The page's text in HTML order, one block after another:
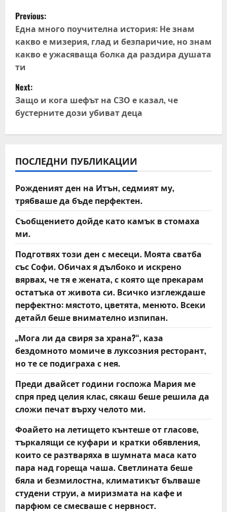
P
o
s
t
n
a
v
i
g
a
t
i
o
n
Previous:
Една много поучителна история: Не знам
какво е мизерия, глад и безпаричие, но знам
какво е ужасяваща болка да раздира душата
ти
Next:
Защо и кога шефът на СЗО е казал, че
бустерните дози убиват деца
ПОСЛЕДНИ ПУБЛИКАЦИИ
Рожденият ден на Итън, седмият му,
трябваше да бъде перфектен.
Съобщението дойде като камък в стомаха
ми.
Подготвях този ден с месеци. Моята сватба
със Софи. Обичах я дълбоко и искрено
вярвах, че тя е жената, с която ще прекарам
остатъка от живота си. Всичко изглеждаше
перфектно: мястото, цветята, менюто. Всеки
детайл беше внимателно изпипан.
„Мога ли да свиря за храна?“, каза
бездомното момиче в луксозния ресторант,
но те се подиграха с нея.
Преди двайсет години госпожа Мария ме
спря пред целия клас, сякаш беше решила да
сложи печат върху челото ми.
Фоайето на летището кънтеше от гласове,
търкалящи се куфари и кратки обявления,
които се разтваряха в шумната маса като
пара над гореща чаша. Светлината беше
бяла и безмилостна, климатикът бълваше
студени струи, а миризмата на кафе и
парфюм се смесваше с нервност.